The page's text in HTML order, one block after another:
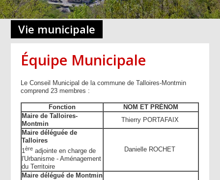
Vie municipale
Équipe Municipale
Le Conseil Municipal de la commune de Talloires-Montmin
comprend 23 membres :
Fonction
NOM ET PRÉNOM
Maire de Talloires-
Montmin
Thierry PORTAFAIX
Maire déléguée de
Talloires
1ère adjointe en charge de
l'Urbanisme - Aménagement
du Territoire
Danielle ROCHET
Maire délégué de Montmin